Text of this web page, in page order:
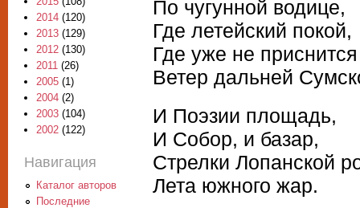
По чугунной водице,
Где летейский покой,
Где уже не приснится
Ветер дальней
И Поэзии площадь,
И Собор, и базар,
Стрелки Лопанской
Лета южного жар.
2014 (120)
2013 (129)
2012 (130)
2011 (26)
2005 (1)
2004 (2)
2003 (104)
2002 (122)
Навигация
Каталог авторов
Последние